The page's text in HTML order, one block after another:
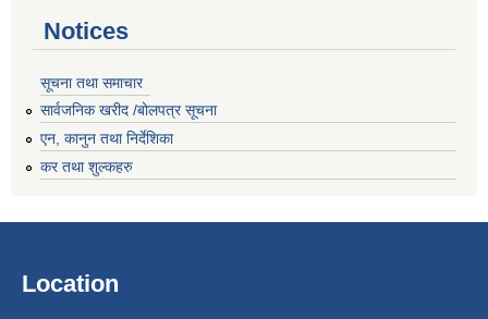
Notices
सूचना तथा समाचार
सार्वजनिक खरीद /बोलपत्र सूचना
एन, कानुन तथा निर्देशिका
कर तथा शुल्कहरु
Location